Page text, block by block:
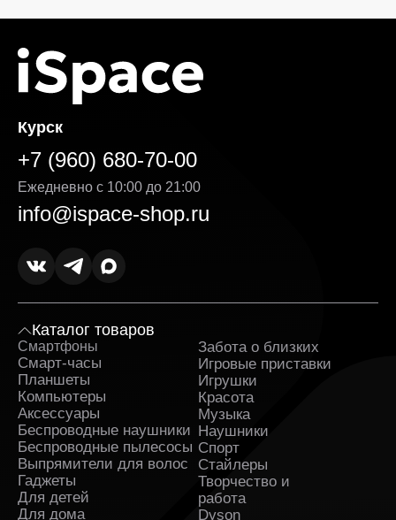
Курск
+7 (960) 680-70-00
Ежедневно с 10:00 до 21:00
info@ispace-shop.ru
Каталог товаров
Смартфоны
Смарт-часы
Планшеты
Компьютеры
Аксессуары
Беспроводные наушники
Беспроводные пылесосы
Выпрямители для волос
Гаджеты
Для детей
Для дома
Забота о близких
Игровые приставки
Игрушки
Красота
Музыка
Наушники
Спорт
Стайлеры
Творчество и
работа
Dyson